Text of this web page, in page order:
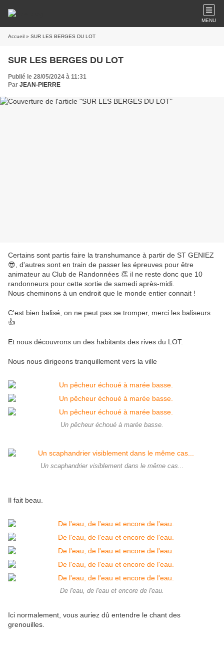
MENU
Accueil » SUR LES BERGES DU LOT
SUR LES BERGES DU LOT
Publié le 28/05/2024 à 11:31
Par JEAN-PIERRE
Certains sont partis faire la transhumance à partir de ST GENIEZ
😎, d'autres sont en train de passer les épreuves pour être
animateur au Club de Randonnées 👏 il ne reste donc que 10
randonneurs pour cette sortie de samedi après-midi.
Nous cheminons à un endroit que le monde entier connait !
C'est bien balisé, on ne peut pas se tromper, merci les baliseurs
👍
Et nous découvrons un des habitants des rives du LOT.
Nous nous dirigeons tranquillement vers la ville
Un pêcheur échoué à marée basse.
Un scaphandrier visiblement dans le même cas...
Il fait beau.
De l'eau, de l'eau et encore de l'eau.
Ici normalement, vous auriez dû entendre le chant des
grenouilles.